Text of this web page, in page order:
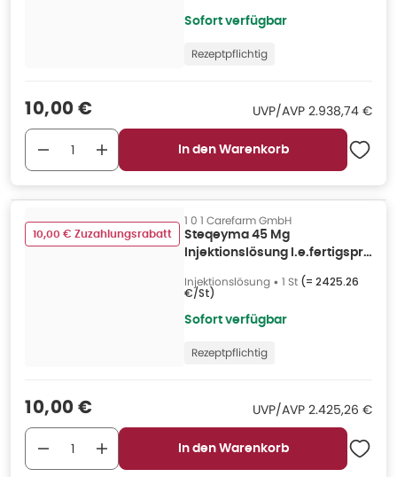
Sofort verfügbar
Rezeptpflichtig
Verkaufspreis
10,00 € UVP/AVP UVP/AVP
2.938,74 €
In den Warenkorb
10,00 € Zuzahlungsrabatt
1 0 1 Carefarm GmbH
Steqeyma 45 Mg
Injektionslösung I.e.fertigspr.
Injektionslösung • 1 St (= 2425.26
€/St)
Sofort verfügbar
Rezeptpflichtig
Verkaufspreis
10,00 € UVP/AVP UVP/AVP
2.425,26 €
In den Warenkorb